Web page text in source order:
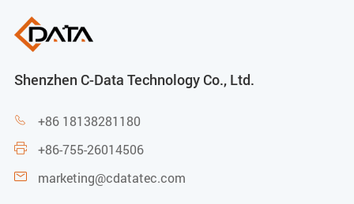
Shenzhen C-Data Technology Co., Ltd.
 +86 18138281180
 +86-755-26014506
 marketing@cdatatec.com